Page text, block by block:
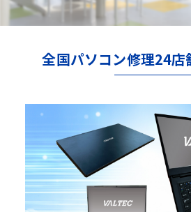
全国パソコン修理24店